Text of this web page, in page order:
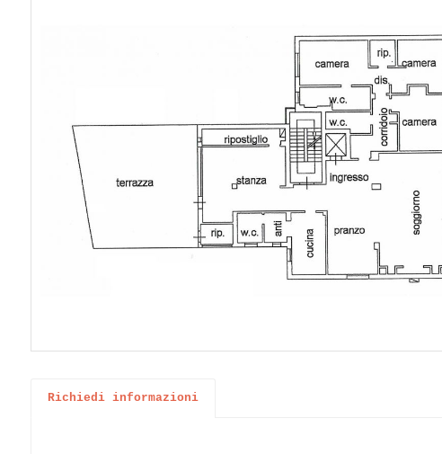
Richiedi informazioni